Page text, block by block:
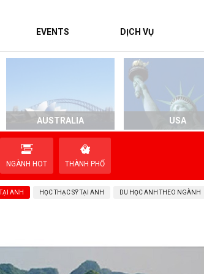
EVENTS DỊCH VỤ
AUSTRALIA USA
NGÀNH HOT THÀNH PHỐ
ANH HỌC THẠC SỸ TẠI ANH DU HỌC ANH THEO NGÀNH